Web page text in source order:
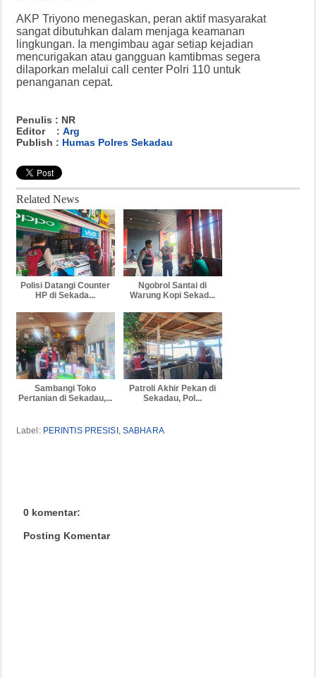
AKP Triyono menegaskan, peran aktif masyarakat
sangat dibutuhkan dalam menjaga keamanan
lingkungan. Ia mengimbau agar setiap kejadian
mencurigakan atau gangguan kamtibmas segera
dilaporkan melalui call center Polri 110 untuk
penanganan cepat.
Penulis : NR
Editor : Arg
Publish : Humas Polres Sekadau
Related News
Polisi Datangi Counter
HP di Sekada...
Ngobrol Santai di
Warung Kopi Sekad...
Sambangi Toko
Pertanian di Sekadau,...
Patroli Akhir Pekan di
Sekadau, Pol...
Label: PERINTIS PRESISI, SABHARA
0 komentar:
Posting Komentar